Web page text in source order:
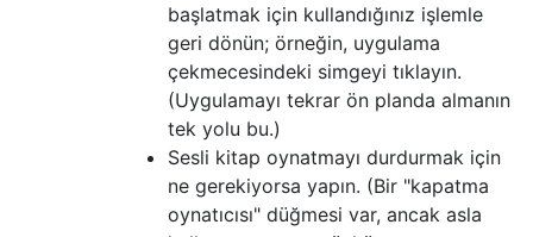
başlatmak için kullandığınız işlemle
geri dönün; örneğin, uygulama
çekmecesindeki simgeyi tıklayın.
(Uygulamayı tekrar ön planda almanın
tek yolu bu.)
Sesli kitap oynatmayı durdurmak için
ne gerekiyorsa yapın. (Bir "kapatma
oynatıcısı" düğmesi var, ancak asla